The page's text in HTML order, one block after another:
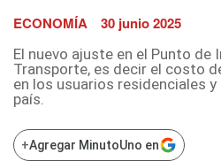
ECONOMÍA 30 junio 2025
El nuevo ajuste en el Punto de
Transporte, es decir el costo
en los usuarios residenciales
país.
+Agregar MinutoUno en